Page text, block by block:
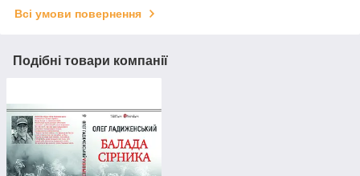
Всі умови повернення
Подібні товари компанії